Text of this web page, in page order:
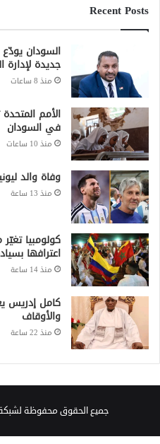
Recent Posts
السودان
جديدة لإدارة
منذ 8 ساعات
في السودان
منذ 10 ساعات
وفاة والد
منذ 13 ساعة
كولومبيا
اعترافها
منذ 14 ساعة
كامل إدريس
والأوقاف
منذ 22 ساعة
جميع الحقوق محفوظة لشبكة صقر